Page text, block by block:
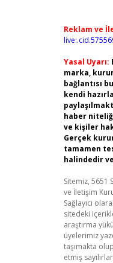
Reklam ve
Yasal Uyarı:
marka,
bağlantısı
kendi
haber
ve kişiler
Gerçek
tamamen
halindedir
Sitemiz, 5651
ve İletişim
Sağlayıcı
sitedeki
araştırma
üyelerimiz
taşımakta
etmiş